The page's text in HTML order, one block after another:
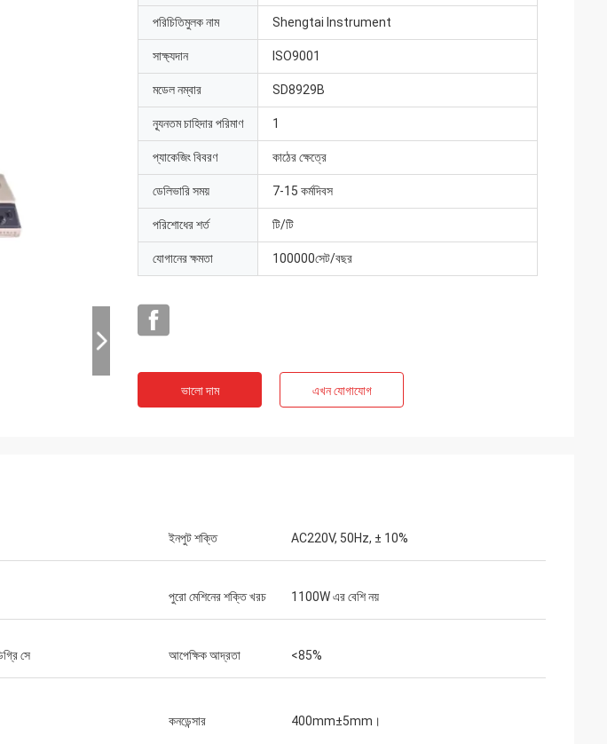
পরিচিতিমুলক নাম Shengtai Instrument
সাক্ষ্যদান ISO9001
মডেল নম্বার SD8929B
ন্যূনতম চাহিদার পরিমাণ 1
প্যাকেজিং বিবরণ কাঠের ক্ষেত্রে
ডেলিভারি সময় 7-15 কর্মদিবস
পরিশোধের শর্ত টি/টি
যোগানের ক্ষমতা 100000সেট/বছর
ভালো দাম এখন যোগাযোগ
ইনপুট শক্তি AC220V, 50Hz, ± 10%
পুরো মেশিনের শক্তি খরচ 1100W এর বেশি নয়
সে আপেক্ষিক আদ্রতা <85%
কনডেন্সার 400mm±5mm।